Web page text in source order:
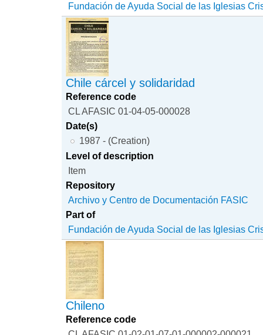
Fundación de Ayuda Social de las Iglesias
Chile cárcel y solidaridad
Reference code
CL AFASIC 01-04-05-000028
Date(s)
1987 - (Creation)
Level of description
Item
Repository
Archivo y Centro de Documentación FASIC
Part of
Fundación de Ayuda Social de las Iglesias
Chileno
Reference code